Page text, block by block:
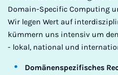
Domain-Specific Computing
Wir legen Wert auf
kümmern uns intensiv um
- lokal, national und
Domänenspezifisches